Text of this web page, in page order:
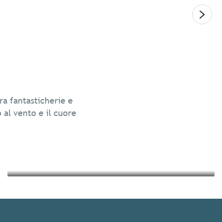
fantasticherie e
al vento e il cuore
Vacanze eco-sostenibili in Bretagna
Leggi tutto